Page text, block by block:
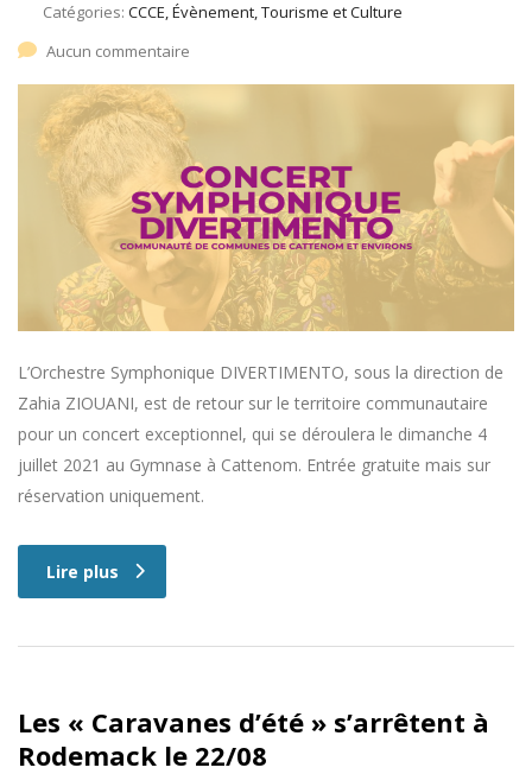
Catégories: CCCE, Évènement, Tourisme et Culture
Aucun commentaire
L’Orchestre Symphonique DIVERTIMENTO, sous la direction de
Zahia ZIOUANI, est de retour sur le territoire communautaire
pour un concert exceptionnel, qui se déroulera le dimanche 4
juillet 2021 au Gymnase à Cattenom. Entrée gratuite mais sur
réservation uniquement.
Lire plus
Les « Caravanes d’été » s’arrêtent à
Rodemack le 22/08